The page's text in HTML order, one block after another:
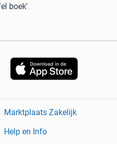
boek'
Marktplaats Zakelijk
Help en Info